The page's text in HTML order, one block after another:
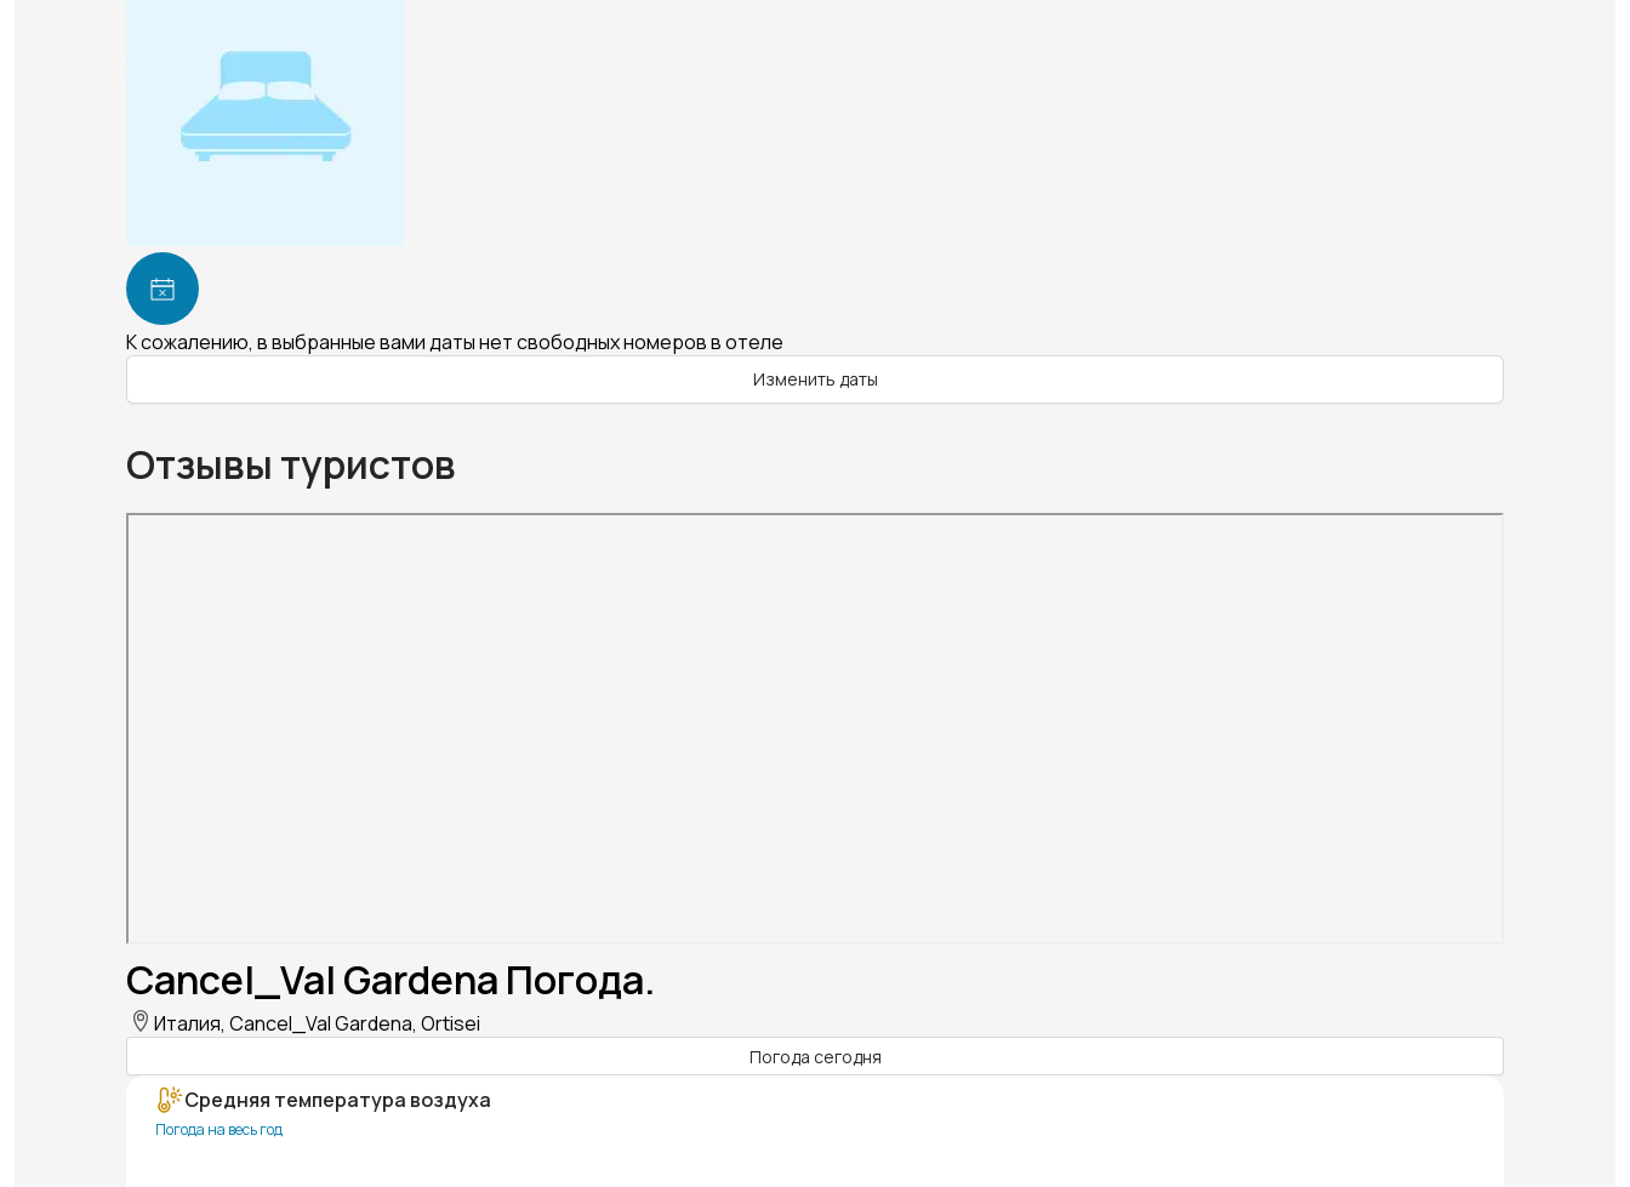
К сожалению, в выбранные вами даты нет свободных номеров в отеле
Изменить даты
Отзывы туристов
Cancel_Val Gardena Погода.
Италия, Cancel_Val Gardena, Ortisei
Погода сегодня
Средняя температура воздуха
Погода на весь год